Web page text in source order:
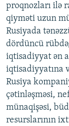
proqnozları ilə
qiyməti uzun
Rusiyada
dördüncü
iqtisadiyyat ən
iqtisadiyyatına
Rusiya
çətinləşməsi,
münaqişəsi,
resurslarının